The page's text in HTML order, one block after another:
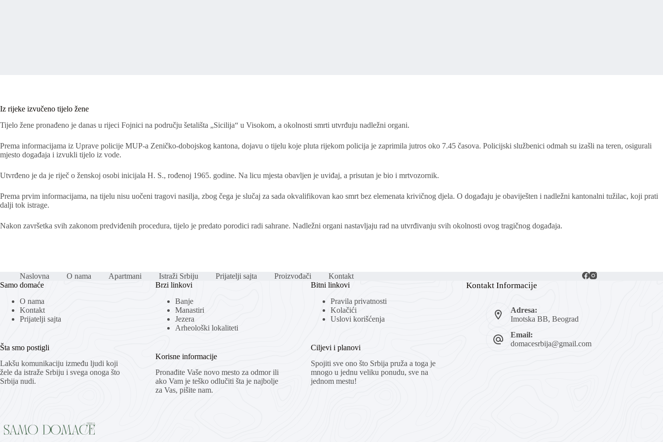
Iz rijeke izvučeno tijelo žene
Tijelo žene pronađeno je danas u rijeci Fojnici na području šetališta „Sicilija“ u Visokom, a okolnosti smrti utvrđuju nadležni organi.
Prema informacijama iz Uprave policije MUP-a Zeničko-dobojskog kantona, dojavu o tijelu koje pluta rijekom policija je zaprimila jutros oko 7.45 časova. Policijski službenici odmah su izašli na teren, osigurali
mjesto događaja i izvukli tijelo iz vode.
Utvrđeno je da je riječ o ženskoj osobi inicijala H. S., rođenoj 1965. godine. Na licu mjesta obavljen je uviđaj, a prisutan je bio i mrtvozornik.
Prema prvim informacijama, na tijelu nisu uočeni tragovi nasilja, zbog čega je slučaj za sada okvalifikovan kao smrt bez elemenata krivičnog djela. O događaju je obaviješten i nadležni kantonalni tužilac, koji prati
dalji tok istrage.
Nakon završetka svih zakonom predviđenih procedura, tijelo je predato porodici radi sahrane. Nadležni organi nastavljaju rad na utvrđivanju svih okolnosti ovog tragičnog događaja.
Naslovna O nama Apartmani Istraži Srbiju Prijatelji sajta Proizvođači
Kontakt
Samo domaće
O nama
Kontakt
Prijatelji sajta
Šta smo postigli
Lakšu komunikaciju između ljudi koji
žele da istraže Srbiju i svega onoga što
Srbija nudi.
Brzi linkovi
Banje
Manastiri
Jezera
Arheološki lokaliteti
Korisne informacije
Pronađite Vaše novo mesto za odmor ili
ako Vam je teško odlučiti šta je najbolje
za Vas, pišite nam.
Bitni linkovi
Pravila privatnosti
Kolačići
Uslovi korišćenja
Ciljevi i planovi
Spojiti sve ono što Srbija pruža a toga je
mnogo u jednu veliku ponudu, sve na
jednom mestu!
Kontakt Informacije
Adresa:
Imotska BB, Beograd
Email:
domacesrbija@gmail.com